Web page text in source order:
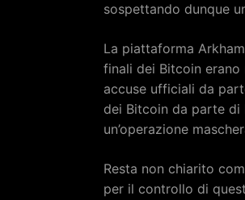
sospettando dunque
La piattaforma
finali dei Bitcoin
accuse ufficiali da
dei Bitcoin da parte di
un’operazione
Resta non chiarito
per il controllo di